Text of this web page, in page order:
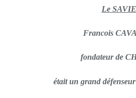
Le
Francois
fondateur de
était un grand